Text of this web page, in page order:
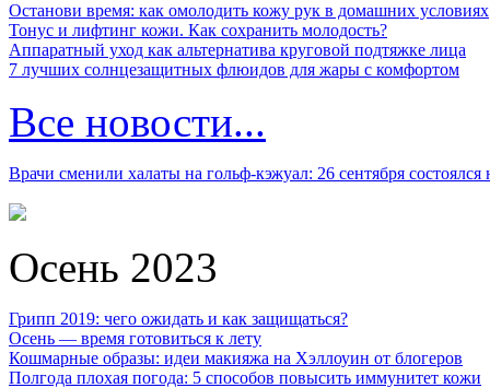
Останови время: как омолодить кожу рук в домашних условиях
Тонус и лифтинг кожи. Как сохранить молодость?
Аппаратный уход как альтернатива круговой подтяжке лица
7 лучших солнцезащитных флюидов для жары с комфортом
Все новости...
Врачи сменили халаты на гольф-кэжуал: 26 сентября
Осень 2023
Грипп 2019: чего ожидать и как защищаться?
Осень — время готовиться к лету
Кошмарные образы: идеи макияжа на Хэллоуин от блогеров
Полгода плохая погода: 5 способов повысить иммунитет кожи